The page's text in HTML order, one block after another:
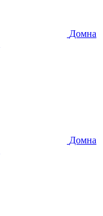
Домна
Домна